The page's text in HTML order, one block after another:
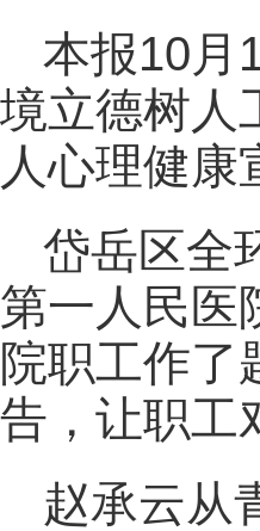
本报10月
境立德树人
人心理健
岱岳区全
第一人民医
院职工作了
告，让职工
赵承云从